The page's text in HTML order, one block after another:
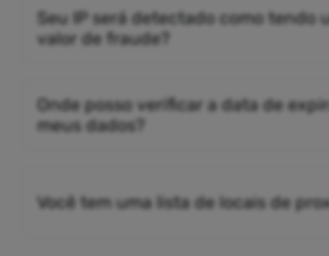
Seu IP será detectado como tendo
valor de fraude?
Onde posso verificar a data de
meus dados?
Você tem uma lista de locais de